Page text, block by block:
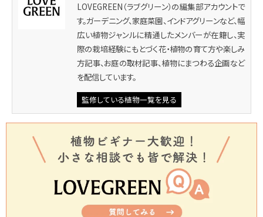
LOVEGREEN（ラブグリーン）の編集部アカウントで
す。ガーデニング、家庭菜園、インドアグリーンなど、幅
広い植物ジャンルに精通したメンバーが在籍し、実
際の栽培経験にもとづく花・植物の育て方や楽しみ
方記事、お庭の取材記事、植物にまつわる企画など
を配信しています。
監修している植物一覧を見る